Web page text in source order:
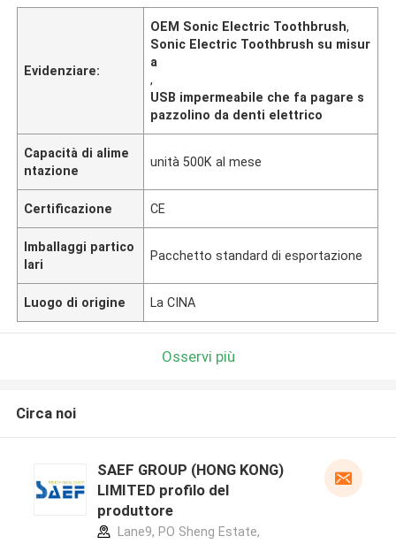
Evidenziare:
OEM Sonic Electric Toothbrush,
Sonic Electric Toothbrush su misur
a
,
USB impermeabile che fa pagare s
pazzolino da denti elettrico
Capacità di alime
ntazione
unità 500K al mese
Certificazione CE
Imballaggi partico
lari
Pacchetto standard di esportazione
Luogo di origine La CINA
Osservi più
Circa noi
SAEF GROUP (HONG KONG)
LIMITED profilo del
produttore
Lane9, PO Sheng Estate,